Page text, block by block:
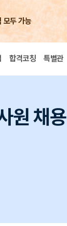
모두 가능
합격코칭 특별관
원 채용